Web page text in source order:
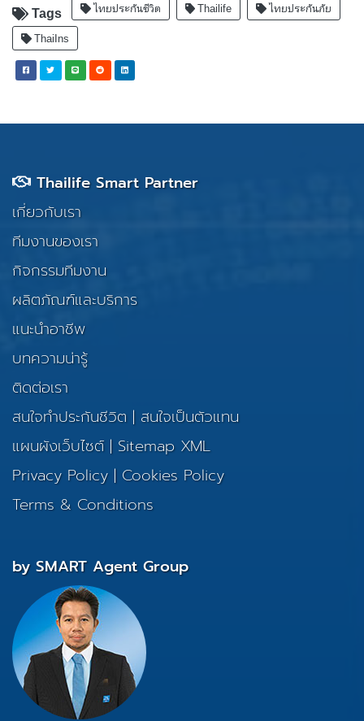
Tags ไทยประกันชีวิต Thailife ไทยประกันภัย
ThaiIns
Thailife Smart Partner
เกี่ยวกับเรา
ทีมงานของเรา
กิจกรรมทีมงาน
ผลิตภัณฑ์และบริการ
แนะนำอาชีพ
บทความน่ารู้
ติดต่อเรา
สนใจทำประกันชีวิต | สนใจเป็นตัวแทน
แผนผังเว็บไซต์| Sitemap XML
Privacy Policy | Cookies Policy
Terms & Conditions
by SMART Agent Group